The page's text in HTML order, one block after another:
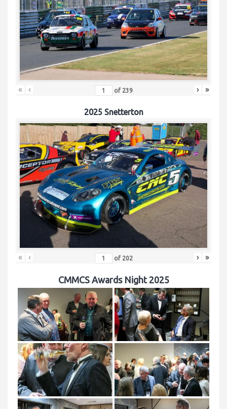
« ‹ of 239 › »
2025 Snetterton
« ‹ of 202 › »
CMMCS Awards Night 2025